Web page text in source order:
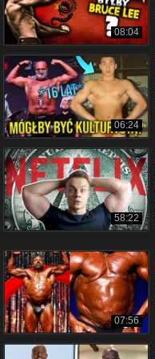
08:04
06:24
58:22
07:56